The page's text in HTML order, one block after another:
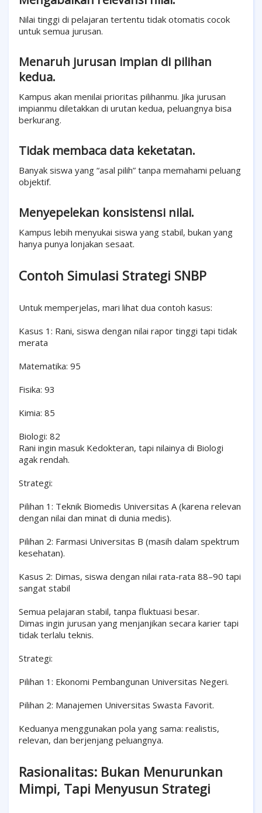
Nilai tinggi di pelajaran tertentu tidak otomatis cocok
untuk semua jurusan.
Menaruh jurusan impian di pilihan
kedua.
Kampus akan menilai prioritas pilihanmu. Jika jurusan
impianmu diletakkan di urutan kedua, peluangnya bisa
berkurang.
Tidak membaca data keketatan.
Banyak siswa yang “asal pilih” tanpa memahami peluang
objektif.
Menyepelekan konsistensi nilai.
Kampus lebih menyukai siswa yang stabil, bukan yang
hanya punya lonjakan sesaat.
Contoh Simulasi Strategi SNBP
Untuk memperjelas, mari lihat dua contoh kasus:
Kasus 1: Rani, siswa dengan nilai rapor tinggi tapi tidak
merata
Matematika: 95
Fisika: 93
Kimia: 85
Biologi: 82
Rani ingin masuk Kedokteran, tapi nilainya di Biologi
agak rendah.
Strategi:
Pilihan 1: Teknik Biomedis Universitas A (karena relevan
dengan nilai dan minat di dunia medis).
Pilihan 2: Farmasi Universitas B (masih dalam spektrum
kesehatan).
Kasus 2: Dimas, siswa dengan nilai rata-rata 88–90 tapi
sangat stabil
Semua pelajaran stabil, tanpa fluktuasi besar.
Dimas ingin jurusan yang menjanjikan secara karier tapi
tidak terlalu teknis.
Strategi:
Pilihan 1: Ekonomi Pembangunan Universitas Negeri.
Pilihan 2: Manajemen Universitas Swasta Favorit.
Keduanya menggunakan pola yang sama: realistis,
relevan, dan berjenjang peluangnya.
Rasionalitas: Bukan Menurunkan
Mimpi, Tapi Menyusun Strategi